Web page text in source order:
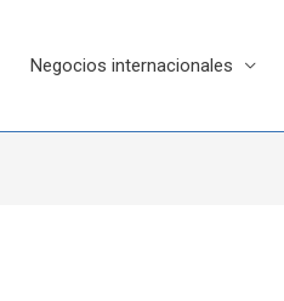
Negocios internacionales